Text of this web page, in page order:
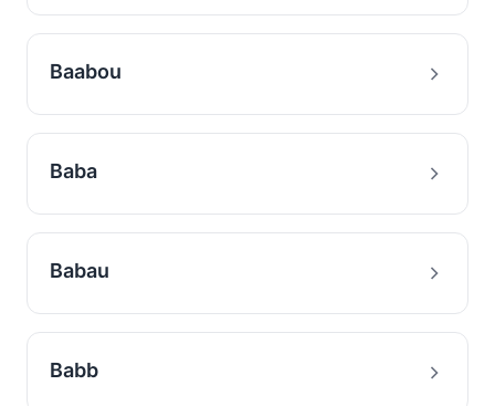
Baabou
Baba
Babau
Babb